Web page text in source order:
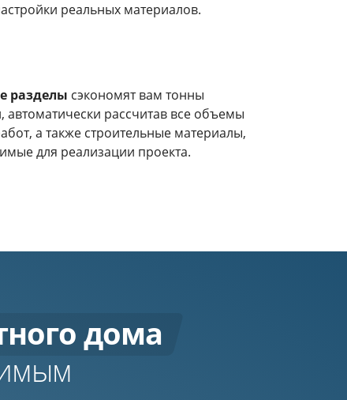
реальных материалов.
разделы сэкономят вам тонны
автоматически рассчитав все объемы
а также строительные материалы,
для реализации проекта.
дома